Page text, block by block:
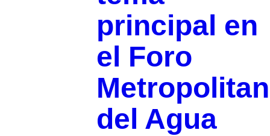
principal en
el Foro
del Agua